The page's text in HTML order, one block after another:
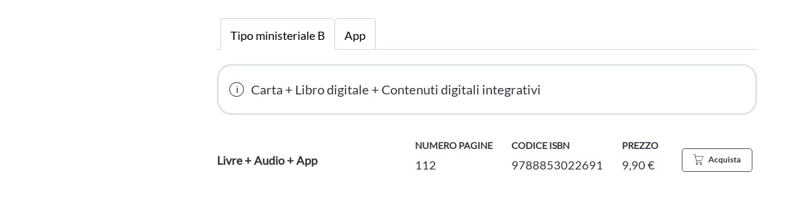
Tipo ministeriale B App
Carta + Libro digitale + Contenuti digitali integrativi
Livre + Audio + App
NUMERO PAGINE
112
CODICE ISBN
9788853022691
PREZZO
9,90 € Acquista